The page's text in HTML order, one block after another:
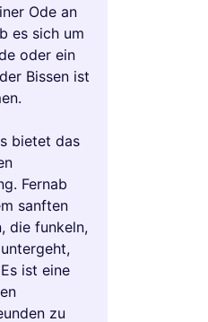
Ode an
es sich um
oder ein
Bissen ist
bietet das
Fernab
sanften
die funkeln,
ist eine
zu